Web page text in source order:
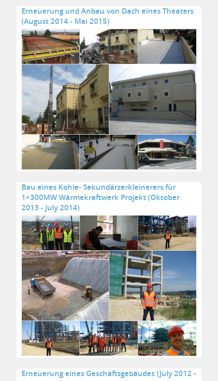
Erneuerung und Anbau von Dach eines Theaters
(August 2014 - Mai 2015)
Bau eines Kohle- Sekundärzerkleinerers für
1×300MW Wärmekraftwerk Projekt (Oktober
2013 - July 2014)
Erneuerung eines Geschäftsgebäudes (July 2012 -